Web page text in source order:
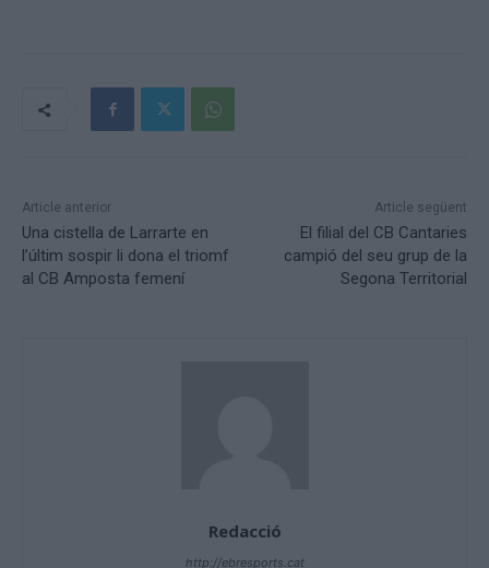
Article anterior
Una cistella de Larrarte en
l’últim sospir li dona el triomf
al CB Amposta femení
Article següent
El filial del CB Cantaries
campió del seu grup de la
Segona Territorial
Redacció
http://ebresports.cat